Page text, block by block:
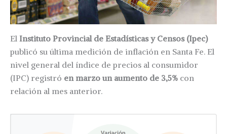
El Instituto Provincial de Estadísticas y Censos (Ipec)
publicó su última medición de inflación en Santa Fe. El
nivel general del índice de precios al consumidor
(IPC) registró en marzo un aumento de 3,5% con
relación al mes anterior.